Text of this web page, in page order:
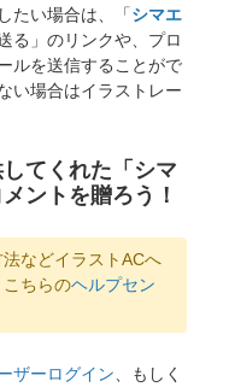
たい場合は、「シマエ
る」のリンクや、プロ
ルを送信することがで
い場合はイラストレー
てくれた「シマ
ントを贈ろう！
などイラストACへ
ちらのヘルプセン
ザーログイン 、もしく